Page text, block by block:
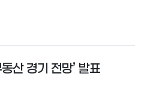
산 경기 전망’ 발표